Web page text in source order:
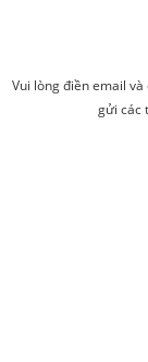
Vui lòng điền email
gửi các